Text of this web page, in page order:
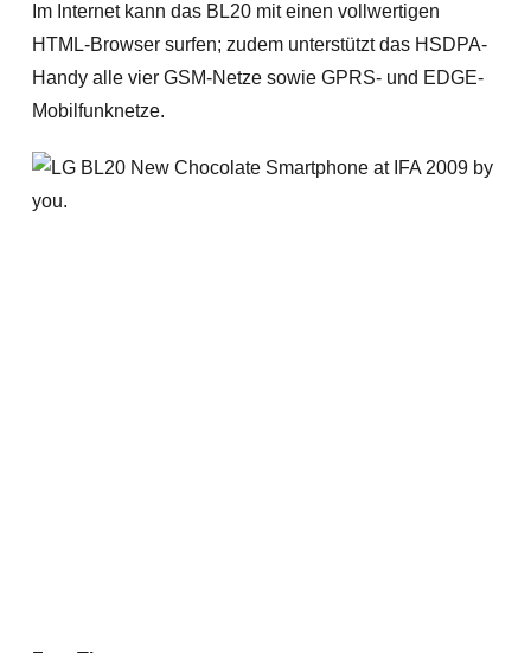
Im Internet kann das BL20 mit einen vollwertigen
HTML-Browser surfen; zudem unterstützt das HSDPA-
Handy alle vier GSM-Netze sowie GPRS- und EDGE-
Mobilfunknetze.